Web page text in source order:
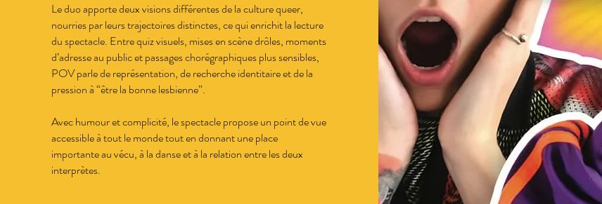
Le duo apporte deux visions différentes de la culture queer,
nourries par leurs trajectoires distinctes, ce qui enrichit la lecture
du spectacle. Entre quiz visuels, mises en scène drôles, moments
d’adresse au public et passages chorégraphiques plus sensibles,
POV parle de représentation, de recherche identitaire et de la
pression à “être la bonne lesbienne”.
Avec humour et complicité, le spectacle propose un point de vue
accessible à tout le monde tout en donnant une place
importante au vécu, à la danse et à la relation entre les deux
interprètes.